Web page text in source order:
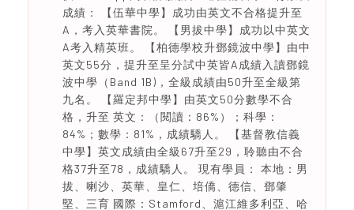
成績： 【伍華中學】成功由英文不合格提升至
A，考入英華書院。 【男拔中學】成功以中英文
A考入精英班。 【柏德學校升鄧鏡波中學】由中
英文55分，提升至呈分試中英皆A成績入讀鄧鏡
波中學（Band 1B)，全級成績由50升至全級第
九名。 【羅定邦中學】由英文50分數學不合
格，升至 英文：（閱讀：86%）；科學：
84%；數學：81%，成績驕人。 【基督教信義
中學】英文成績由全級67升至29，聆聽由不合
格37升至78，成績驕人。 現有學員： 本地：男
拔、喇沙、英華、皇仁、培僑、德信、鄧肇
堅、三育 國際：Stamford、滬江維多利亞、哈